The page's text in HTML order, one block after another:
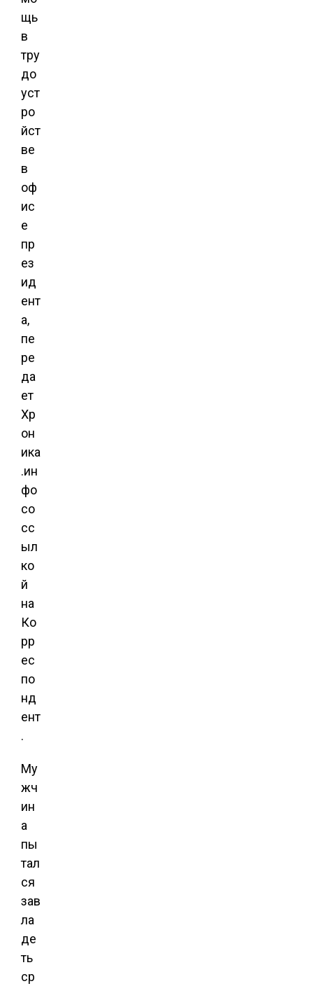
щь
в
тру
до
уст
ро
йст
ве
в
оф
ис
е
пр
ез
ид
ент
а,
пе
ре
да
ет
Хр
он
ика
.ин
фо
со
сс
ыл
ко
й
на
Ко
рр
ес
по
нд
ент
.
Му
жч
ин
а
пы
тал
ся
зав
ла
де
ть
ср